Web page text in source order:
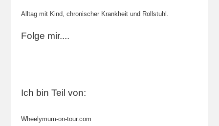
Alltag mit Kind, chronischer Krankheit und Rollstuhl.
Folge mir....
Ich bin Teil von:
Wheelymum-on-tour.com